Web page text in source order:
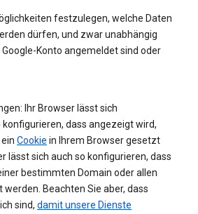
festzulegen, welche Daten
dürfen, und zwar unabhängig
Konto angemeldet sind oder
Ihr Browser lässt sich
konfigurieren, dass angezeigt wird,
Cookie in Ihrem Browser gesetzt
lässt sich auch so konfigurieren, dass
bestimmten Domain oder allen
werden. Beachten Sie aber, dass
sind, damit unsere Dienste